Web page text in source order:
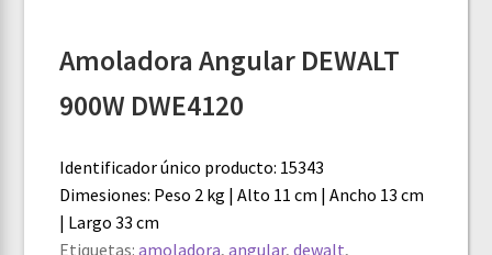
Amoladora Angular DEWALT
900W DWE4120
Identificador único producto: 15343
Dimesiones: Peso 2 kg | Alto 11 cm | Ancho 13 cm
| Largo 33 cm
Etiquetas:amoladora,angular,dewalt,